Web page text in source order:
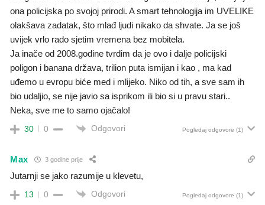
ona policijska po svojoj prirodi. A smart tehnologija im UVELIKE
olakšava zadatak, što mlađ ljudi nikako da shvate. Ja se još
uvijek vrlo rado sjetim vremena bez mobitela.
Ja inače od 2008.godine tvrdim da je ovo i dalje policijski
poligon i banana država, trilion puta ismijan i kao , ma kad
uđemo u evropu biće med i mlijeko. Niko od tih, a sve sam ih
bio udaljio, se nije javio sa isprikom ili bio si u pravu stari..
Neka, sve me to samo ojačalo!
30 0 Odgovori Pogledaj odgovore (1)
Max 3 godine prije
Jutarnji se jako razumije u klevetu,
13 0 Odgovori Pogledaj odgovore (1)